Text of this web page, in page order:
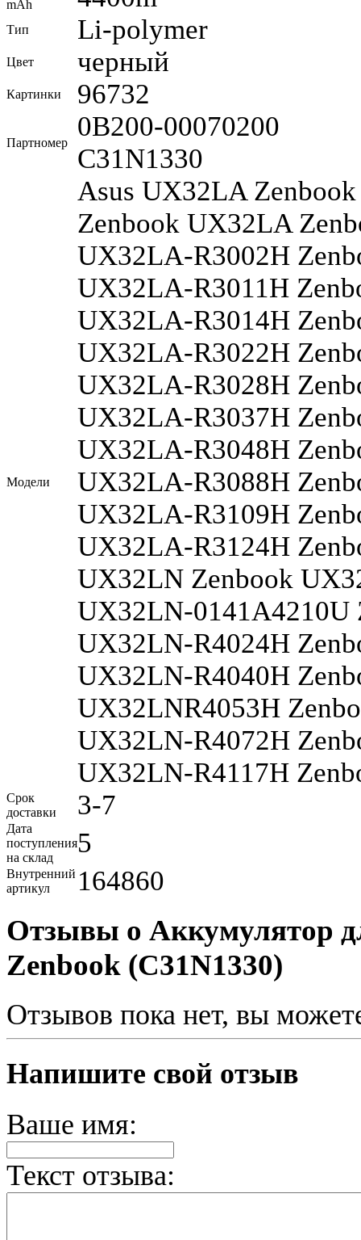
mAh
Тип Li-polymer
Цвет черный
Картинки 96732
Партномер
0B200-00070200
C31N1330
Модели
Asus UX32LA
Zenbook UX32LA
UX32LA-R3002H
UX32LA-R3011H
UX32LA-R3014H
UX32LA-R3022H
UX32LA-R3028H
UX32LA-R3037H
UX32LA-R3048H
UX32LA-R3088H
UX32LA-R3109H
UX32LA-R3124H
UX32LN Zenbook
UX32LN-0141A4210U
UX32LN-R4024H
UX32LN-R4040H
UX32LNR4053H
UX32LN-R4072H
UX32LN-R4117H
Срок
доставки
3-7
Дата
поступления
на склад
5
Внутренний
артикул
164860
Отзывы о Аккумулятор
Zenbook (C31N1330)
Отзывов пока нет, вы
Напишите свой отзыв
Ваше имя:
Текст отзыва: